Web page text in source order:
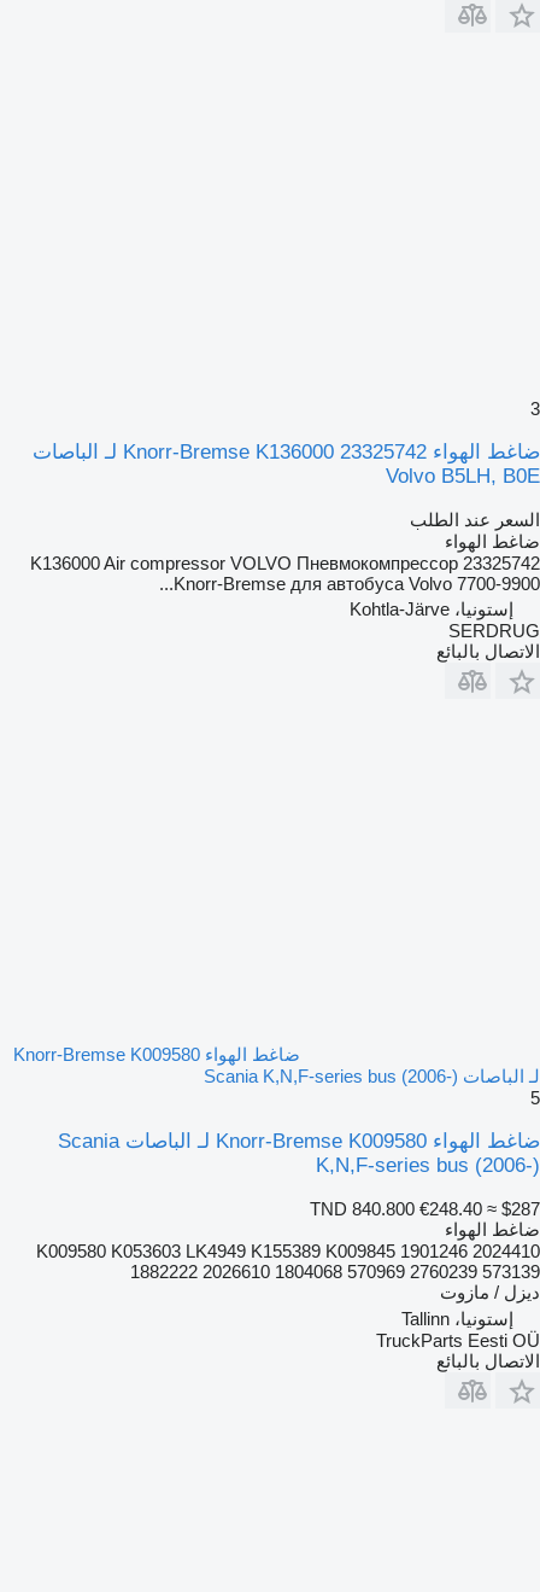
3
ضاغط الهواء Knorr-Bremse K136000 23325742 لـ الباصات
Volvo B5LH, B0E
السعر عند الطلب
ضاغط الهواء
23325742 K136000 Air compressor VOLVO Пневмокомпрессор
Knorr-Bremse для автобуса Volvo 7700-9900...
إستونيا، Kohtla-Järve
SERDRUG
الاتصال بالبائع
ضاغط الهواء Knorr-Bremse K009580
لـ الباصات Scania K,N,F-series bus (2006-)
5
ضاغط الهواء Knorr-Bremse K009580 لـ الباصات Scania
K,N,F-series bus (2006-)
TND 840.800 €248.40 ≈ $287
ضاغط الهواء
K009580 K053603 LK4949 K155389 K009845 1901246 2024410
1882222 2026610 1804068 570969 2760239 573139
ديزل / مازوت
إستونيا، Tallinn
TruckParts Eesti OÜ
الاتصال بالبائع